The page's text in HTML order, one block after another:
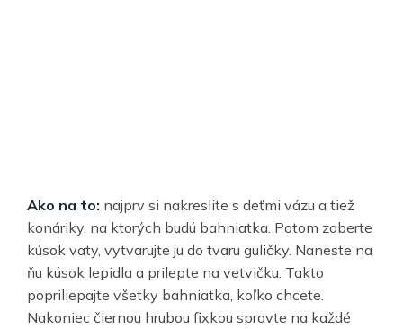
Ako na to: najprv si nakreslite s deťmi vázu a tiež
konáriky, na ktorých budú bahniatka. Potom zoberte
kúsok vaty, vytvarujte ju do tvaru guličky. Naneste na
ňu kúsok lepidla a prilepte na vetvičku. Takto
popriliepajte všetky bahniatka, koľko chcete.
Nakoniec čiernou hrubou fixkou spravte na každé